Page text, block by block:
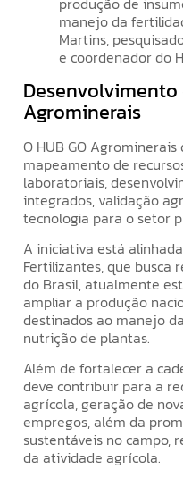
manejo da
Martins,
e coordenador do
Desenvolvimento
Agrominerais
O HUB GO
mapeamento de
laboratoriais,
integrados, validação
tecnologia para o setor
A iniciativa está
Fertilizantes, que busca
do Brasil, atualmente
ampliar a produção
destinados ao manejo
nutrição de plantas.
Além de fortalecer a
deve contribuir para a
agrícola, geração de
empregos, além da
sustentáveis no campo,
da atividade agrícola.